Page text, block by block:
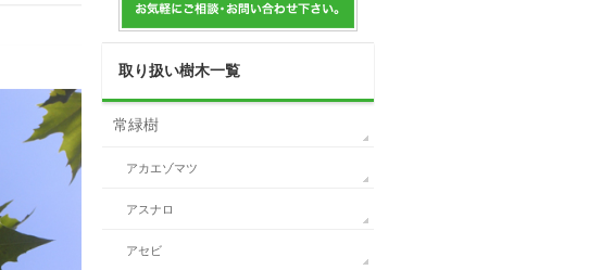
取り扱い樹木一覧
常緑樹
アカエゾマツ
アスナロ
アセビ